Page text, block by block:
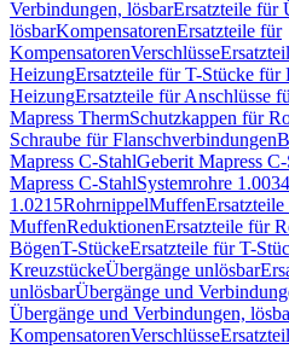
Verbindungen, lösbarErsatzteile für
lösbarKompensatorenErsatzteile für
KompensatorenVerschlüsse
HeizungErsatzteile für T-Stücke für
HeizungErsatzteile für Anschlüsse
Mapress ThermSchutzkappen für
Schraube für Flanschverbindungen
Mapress C-StahlGeberit Mapress
Mapress C-StahlSystemrohre 1.0034
1.0215RohrnippelMuffen
MuffenReduktionenErsatzteile für
BögenT-StückeErsatzteile für T-
KreuzstückeÜbergänge unlösbar
unlösbarÜbergänge und
Übergänge und Verbindungen,
KompensatorenVerschlüsse